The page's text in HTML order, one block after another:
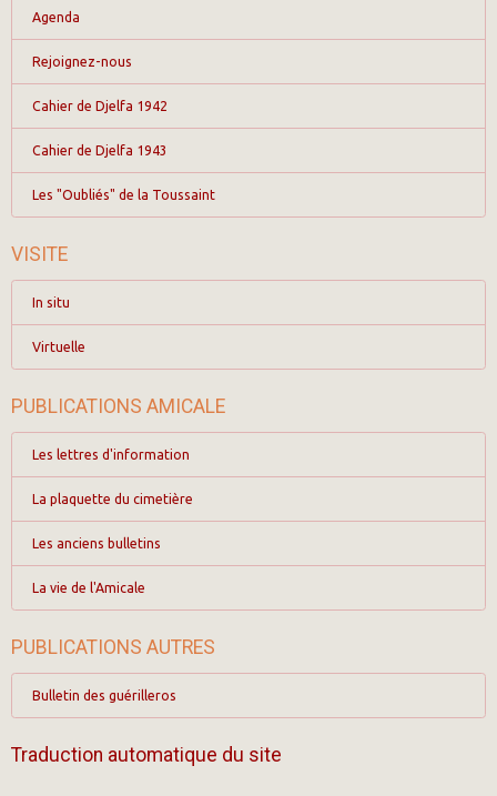
Agenda
Rejoignez-nous
Cahier de Djelfa 1942
Cahier de Djelfa 1943
Les "Oubliés" de la Toussaint
VISITE
In situ
Virtuelle
PUBLICATIONS AMICALE
Les lettres d'information
La plaquette du cimetière
Les anciens bulletins
La vie de l'Amicale
PUBLICATIONS AUTRES
Bulletin des guérilleros
Traduction automatique du site